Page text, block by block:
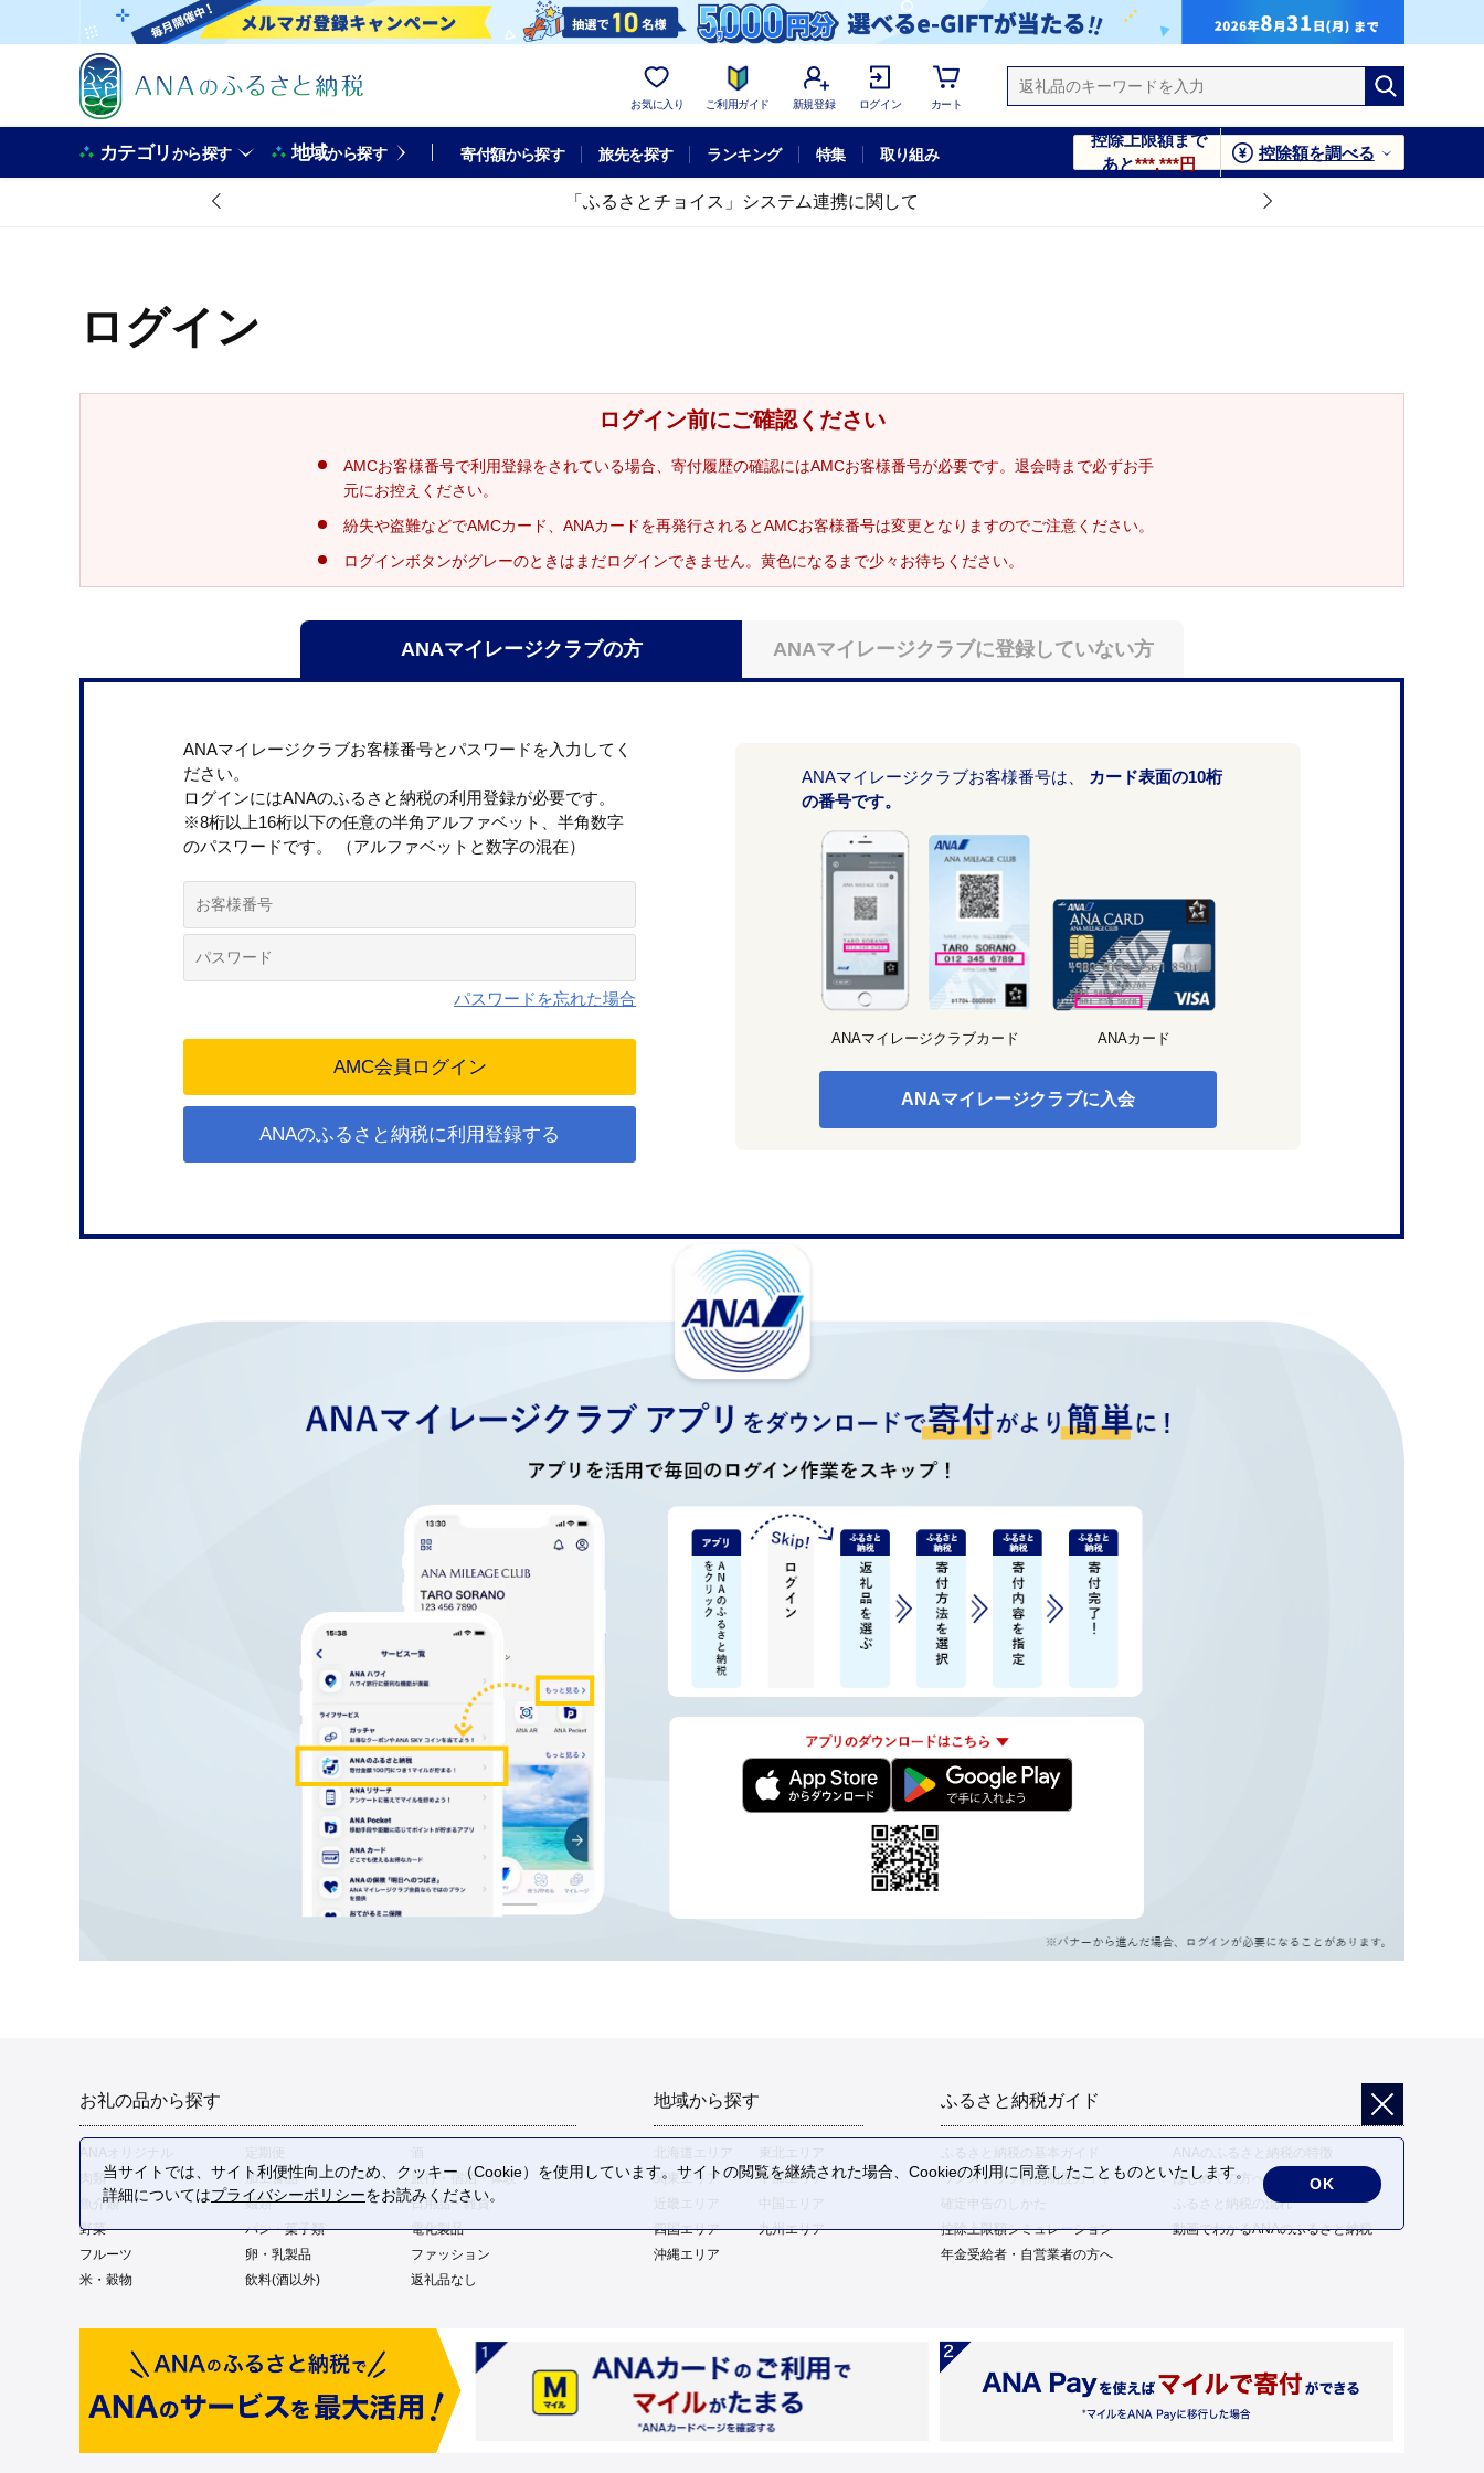
お気に入り ご利用ガイド 新規登録 ログイン カート
カテゴリから探す 地域から探す 寄付額から探す 旅先を探す ランキング 特集 取り組み
控除上限額まで
あと***,***円
控除額を調べる
「ふるさとチョイス」システム連携に関して
ログイン
ログイン前にご確認ください
AMCお客様番号で利用登録をされている場合、寄付履歴の確認にはAMCお客様番号が必要です。退会時まで必ずお手
元にお控えください。
紛失や盗難などでAMCカード、ANAカードを再発行されるとAMCお客様番号は変更となりますのでご注意ください。
ログインボタンがグレーのときはまだログインできません。黄色になるまで少々お待ちください。
ANAマイレージクラブの方 ANAマイレージクラブに登録していない方
ANAマイレージクラブお客様番号とパスワードを入力してく
ださい。
ログインにはANAのふるさと納税の利用登録が必要です。
※8桁以上16桁以下の任意の半角アルファベット、半角数字
のパスワードです。 （アルファベットと数字の混在）
パスワードを忘れた場合
ANAのふるさと納税に利用登録する
ANAマイレージクラブお客様番号は、
カード表面の10桁
の番号です。
ANAマイレージクラブカード ANAカード
ANAマイレージクラブに入会
お礼の品から探す
肉類
加工食品
旅行・宿泊・体験
魚介類
麺類
日用品・雑貨
野菜
パン・菓子類
電化製品
フルーツ
卵・乳製品
ファッション
米・穀物
飲料(酒以外) 返礼品なし
地域から探す
関東エリア
中部エリア
四国エリア
九州エリア
沖縄エリア
ふるさと納税ガイド
ふるさと納税の基本ガイド
ANAのふるさと納税の特徴
ワンストップ特例制度ガイド
はじめての方へ
ふるさと納税の流れ
控除上限額シミュレーション
動画でわかるANAのふるさと納税
年金受給者・自営業者の方へ
当サイトでは、サイト利便性向上のため、クッキー（Cookie）を使用しています。サイトの閲覧を継続された場合、Cookieの利用に同意したことものといたします。
詳細についてはプライバシーポリシーをお読みください。
OK